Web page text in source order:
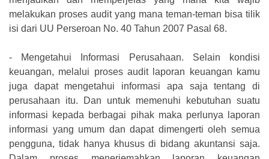
melakukan proses audit yang mana teman-teman bisa tilik
isi dari UU Perseroan No. 40 Tahun 2007 Pasal 68.
-
Mengetahui Informasi Perusahaan. Selain kondisi
keuangan, melalui proses audit laporan keuangan kamu
juga dapat mengetahui informasi apa saja tentang di
perusahaan itu. Dan untuk memenuhi kebutuhan suatu
informasi kepada berbagai pihak maka perlunya laporan
informasi yang umum dan dapat dimengerti oleh semua
pengguna, tidak hanya khusus di bidang akuntansi saja.